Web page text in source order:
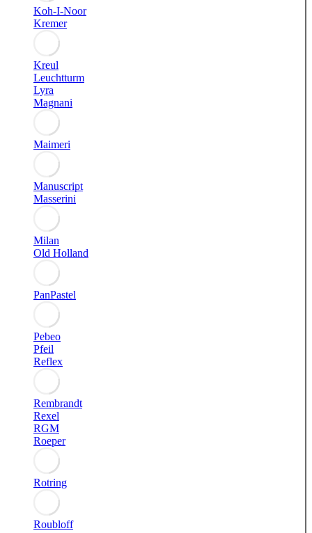
Koh-I-Noor
Kremer
Kreul
Leuchtturm
Lyra
Magnani
Maimeri
Manuscript
Masserini
Milan
Old Holland
PanPastel
Pebeo
Pfeil
Reflex
Rembrandt
Rexel
RGM
Roeper
Rotring
Roubloff